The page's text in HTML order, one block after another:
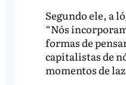
Segundo ele, a
“Nós
formas de
capitalistas de
momentos de